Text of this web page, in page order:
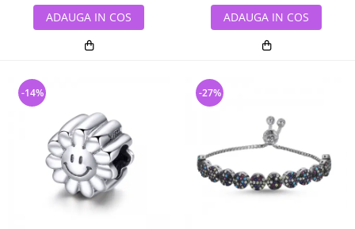
ADAUGA IN COS ADAUGA IN COS
-14% -27%